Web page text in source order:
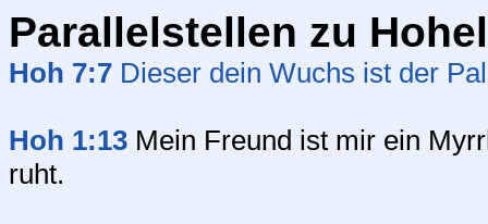
Parallelstellen zu
Hoh 7:7 Dieser dein Wuchs ist der
Hoh 1:13 Mein Freund ist mir ein
ruht.